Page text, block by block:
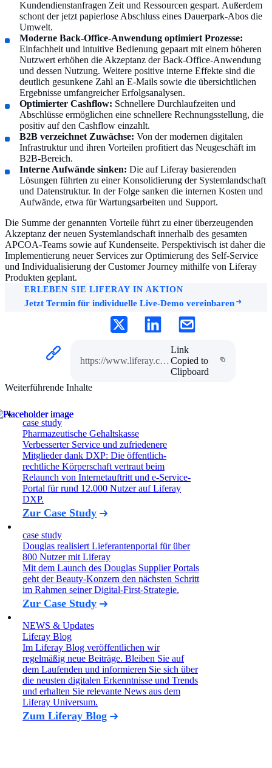
Kundendienstanfragen Zeit und Ressourcen gespart. Außerdem
schont der jetzt papierlose Abschluss eines Dauerpark-Abos die
Umwelt.
Moderne Back-Office-Anwendung optimiert Prozesse:
Einfachheit und intuitive Bedienung gepaart mit einem höheren
Nutzwert erhöhen die Akzeptanz der Back-Office-Anwendung
und dessen Nutzung. Weitere positive interne Effekte sind die
deutlich gesunkene Zahl an E-Mails sowie die übersichtlichen
Ergebnisse umfangreicher Erfolgsanalysen.
Optimierter Cashflow: Schnellere Durchlaufzeiten und
Abschlüsse ermöglichen eine schnellere Rechnungsstellung, die
positiv auf den Cashflow einzahlt.
B2B verzeichnet Zuwächse: Von der modernen digitalen
Infrastruktur und ihren Vorteilen profitiert das Neugeschäft im
B2B-Bereich.
Interne Aufwände sinken: Die auf Liferay basierenden
Lösungen führten zu einer Konsolidierung der Systemlandschaft
und Datenstruktur. In der Folge sanken die internen Kosten und
Aufwände, etwa für Wartungsarbeiten und Support.
Die Summe der genannten Vorteile führt zu einer überzeugenden
Akzeptanz der neuen Systemlandschaft innerhalb des gesamten
APCOA-Teams sowie auf Kundenseite. Perspektivisch ist daher die
Implementierung neuer Services zur Optimierung des Self-Service
und Individualisierung der Customer Journey mithilfe von Liferay
Produkten geplant.
ERLEBEN SIE LIFERAY IN AKTION
Jetzt Termin für individuelle Live-Demo vereinbaren
https://www.liferay.com/case-studies/apcoa-parking-austria
Link
Copied to
Clipboard
Weiterführende Inhalte
case study
Pharmazeutische Gehaltskasse
Verbesserter Service und zufriedenere
Mitglieder dank DXP: Die öffentlich-
rechtliche Körperschaft vertraut beim
Relaunch von Internetauftritt und e-Service-
Portal für rund 12.000 Nutzer auf Liferay
DXP.
Zur Case Study
case study
Douglas realisiert Lieferantenportal für über
800 Nutzer mit Liferay
Mit dem Launch des Douglas Supplier Portals
geht der Beauty-Konzern den nächsten Schritt
im Rahmen seiner Digital-First-Strategie.
Zur Case Study
NEWS & Updates
Liferay Blog
Im Liferay Blog veröffentlichen wir
regelmäßig neue Beiträge. Bleiben Sie auf
dem Laufenden und informieren Sie sich über
die neusten digitalen Erkenntnisse und Trends
und erhalten Sie relevante News aus dem
Liferay Universum.
Zum Liferay Blog